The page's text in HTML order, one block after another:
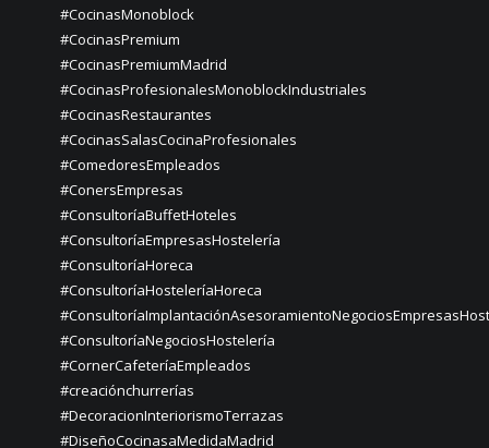
#CocinasMonoblock
#CocinasPremium
#CocinasPremiumMadrid
#CocinasProfesionalesMonoblockIndustriales
#CocinasRestaurantes
#CocinasSalasCocinaProfesionales
#ComedoresEmpleados
#ConersEmpresas
#ConsultoríaBuffetHoteles
#ConsultoríaEmpresasHostelería
#ConsultoríaHoreca
#ConsultoríaHosteleríaHoreca
#ConsultoríaNegociosHostelería
#CornerCafeteríaEmpleados
#creaciónchurrerías
#DecoracionInteriorismoTerrazas
#DiseñoCocinasaMedidaMadrid